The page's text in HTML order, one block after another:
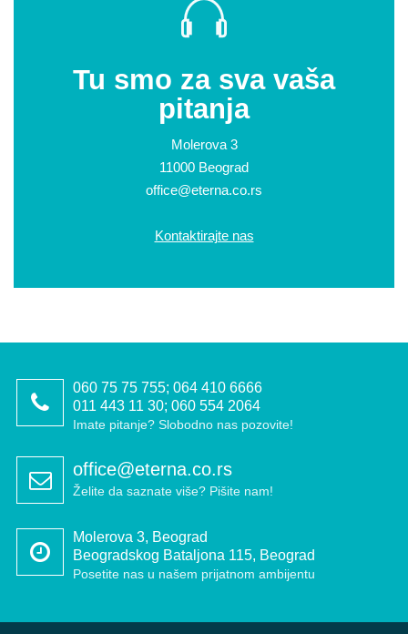
Tu smo za sva vaša
pitanja
Molerova 3
11000 Beograd
office@eterna.co.rs
Kontaktirajte nas
060 75 75 755; 064 410 6666
011 443 11 30; 060 554 2064
Imate pitanje? Slobodno nas pozovite!
office@eterna.co.rs
Želite da saznate više? Pišite nam!
Molerova 3, Beograd
Beogradskog Bataljona 115, Beograd
Posetite nas u našem prijatnom ambijentu